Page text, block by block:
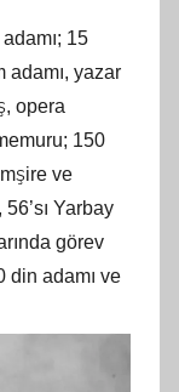
15
adamı, yazar
opera
150
ve
Yarbay
görev
din adamı ve